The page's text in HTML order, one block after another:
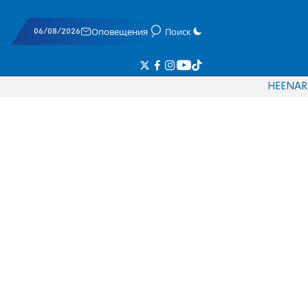
06/08/2026 Оповещения Поиск
HEENAR